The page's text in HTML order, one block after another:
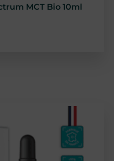
MCT Bio 10ml